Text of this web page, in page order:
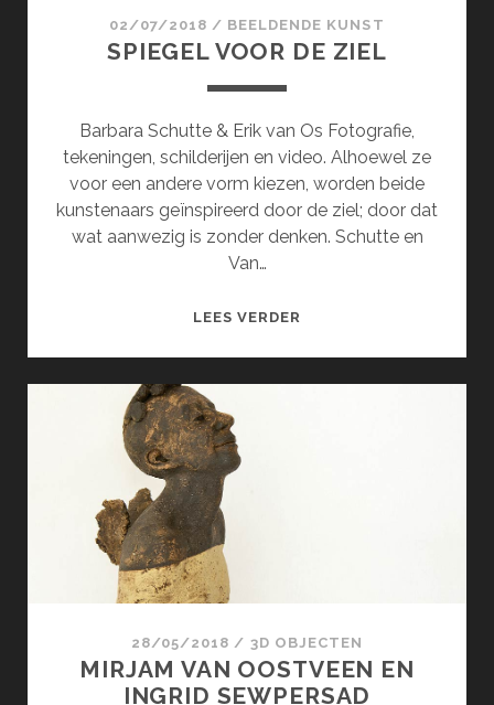
02/07/2018 / BEELDENDE KUNST
SPIEGEL VOOR DE ZIEL
Barbara Schutte & Erik van Os Fotografie,
tekeningen, schilderijen en video. Alhoewel ze
voor een andere vorm kiezen, worden beide
kunstenaars geïnspireerd door de ziel; door dat
wat aanwezig is zonder denken. Schutte en
Van…
LEES VERDER
28/05/2018 / 3D OBJECTEN
MIRJAM VAN OOSTVEEN EN
INGRID SEWPERSAD